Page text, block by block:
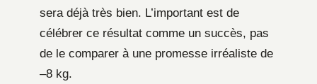
sera déjà très bien. L’important est de
célébrer ce résultat comme un succès, pas
de le comparer à une promesse irréaliste de
–8 kg.